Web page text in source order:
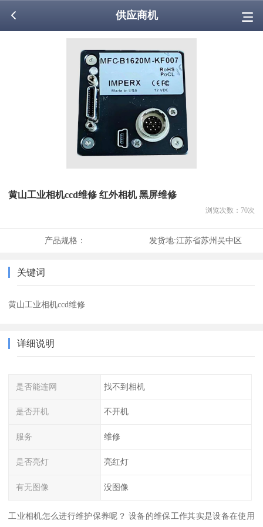
供应商机
黄山工业相机ccd维修 红外相机 黑屏维修
浏览次数： 70次
产品规格： 发货地:江苏省苏州吴中区
关键词
黄山工业相机ccd维修
详细说明
是否能连网 找不到相机
是否开机 不开机
服务 维修
是否亮灯 亮红灯
有无图像 没图像
工业相机怎么进行维护保养呢？ 设备的维保工作其实是设备在使用